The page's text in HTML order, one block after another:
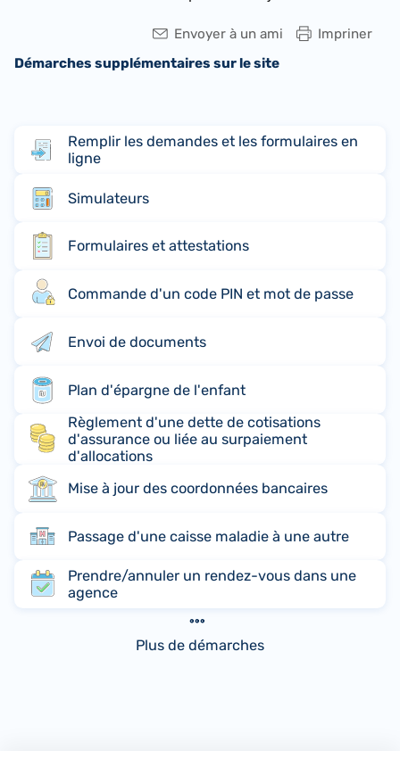
Impriner
Envoyer à un ami
Démarches supplémentaires sur le site
Remplir les demandes et les formulaires en
ligne
Simulateurs
Formulaires et attestations
Commande d'un code PIN et mot de passe
Envoi de documents
Plan d'épargne de l'enfant
Règlement d'une dette de cotisations
d'assurance ou liée au surpaiement
d'allocations
Mise à jour des coordonnées bancaires
Passage d'une caisse maladie à une autre
Prendre/annuler un rendez-vous dans une
agence
Plus de démarches